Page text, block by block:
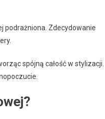
podrażniona. Zdecydowanie
spójną całość w stylizacji.